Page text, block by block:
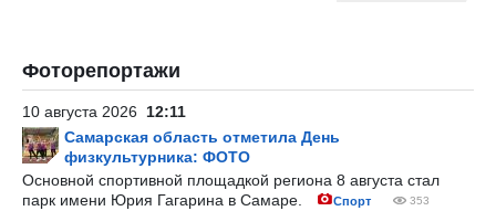
Фоторепортажи
10 августа 2026 12:11
Самарская область отметила День
физкультурника: ФОТО
Основной спортивной площадкой региона 8 августа стал
парк имени Юрия Гагарина в Самаре.
Спорт 353